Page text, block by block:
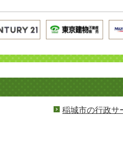
稲城市の行政サ